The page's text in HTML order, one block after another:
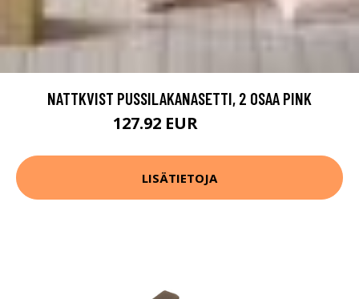
NATTKVIST PUSSILAKANASETTI, 2 OSAA PINK
127.92 EUR
LISÄTIETOJA